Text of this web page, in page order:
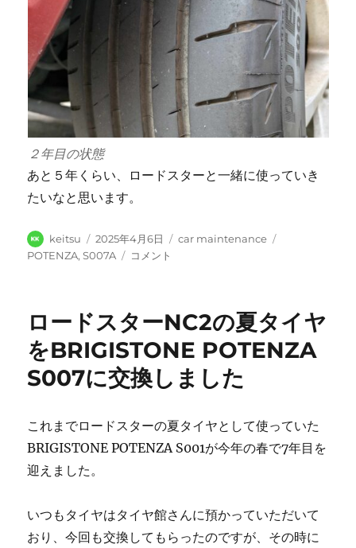
２年目の状態
あと５年くらい、ロードスターと一緒に使っていき
たいなと思います。
投
稿
keitsu
投
稿
2025年4月6日
カ
car maintenance
POTENZA,S007A
マ
ー
ス
タ
ー
を
タ
S007A
2
コメント
ロードスターNC2の夏タイヤ
をBRIGISTONE POTENZA
S007に交換しました
これまでロードスターの夏タイヤとして使っていた
BRIGISTONE POTENZA S001が今年の春で7年目を
迎えました。
いつもタイヤはタイヤ館さんに預かっていただいて
おり、今回も交換してもらったのですが、その時に